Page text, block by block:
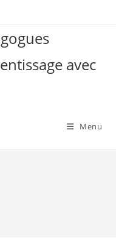
avec
Menu